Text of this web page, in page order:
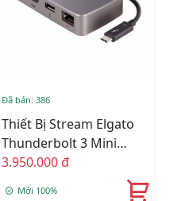
Đã bán: 386
Thiết Bị Stream Elgato
Thunderbolt 3 Mini
10DAB9901
3.950.000 đ
Mới 100%